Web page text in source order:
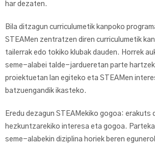
har dezaten.
Bila ditzagun curriculumetik kanpoko
STEAMen zentratzen diren curriculumetik
tailerrak edo tokiko klubak dauden. Horrek
seme-alabei talde-jardueretan parte
proiektuetan lan egiteko eta STEAMen
batzuengandik ikasteko.
Eredu dezagun STEAMekiko gogoa: erakuts
hezkuntzarekiko interesa eta gogoa.
seme-alabekin diziplina horiek beren